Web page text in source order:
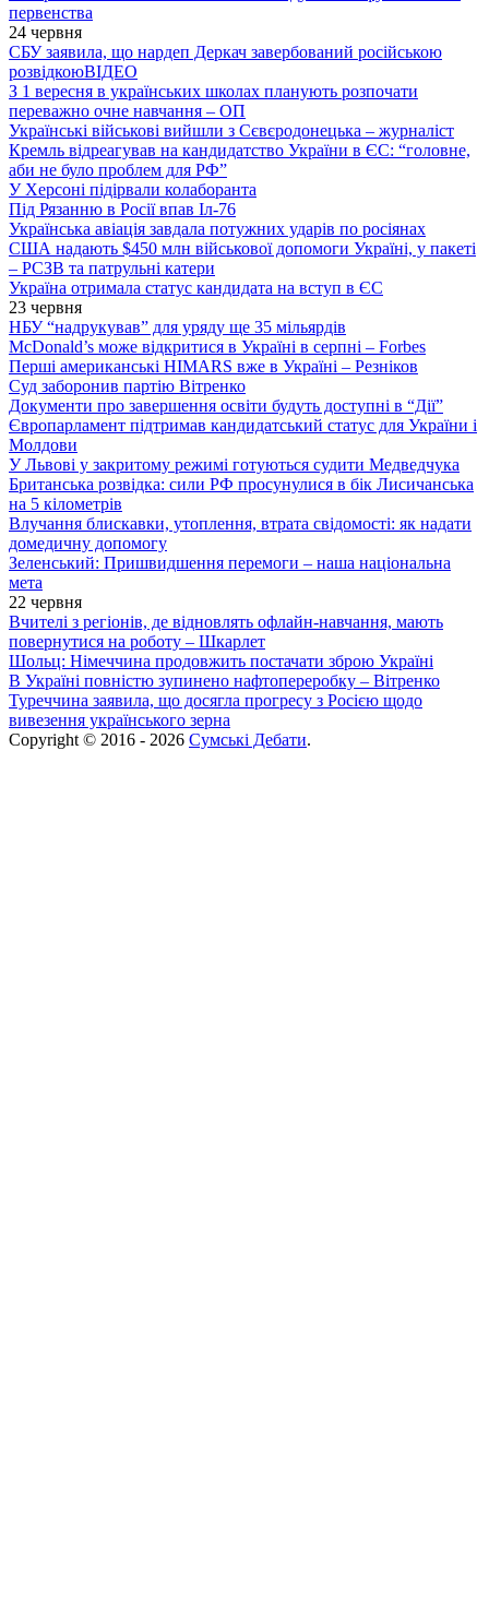
первенства
24 червня
СБУ заявила, що нардеп Деркач завербований російською
розвідкоюВІДЕО
З 1 вересня в українських школах планують розпочати
переважно очне навчання – ОП
Українські військові вийшли з Сєвєродонецька – журналіст
Кремль відреагував на кандидатство України в ЄС: “головне,
аби не було проблем для РФ”
У Херсоні підірвали колаборанта
Під Рязанню в Росії впав Іл-76
Українська авіація завдала потужних ударів по росіянах
США надають $450 млн військової допомоги Україні, у пакеті
– РСЗВ та патрульні катери
Україна отримала статус кандидата на вступ в ЄС
23 червня
НБУ “надрукував” для уряду ще 35 мільярдів
McDonald’s може відкритися в Україні в серпні – Forbes
Перші американські HIMARS вже в Україні – Резніков
Суд заборонив партію Вітренко
Документи про завершення освіти будуть доступні в “Дії”
Європарламент підтримав кандидатський статус для України і
Молдови
У Львові у закритому режимі готуються судити Медведчука
Британська розвідка: сили РФ просунулися в бік Лисичанська
на 5 кілометрів
Влучання блискавки, утоплення, втрата свідомості: як надати
домедичну допомогу
Зеленський: Пришвидшення перемоги – наша національна
мета
22 червня
Вчителі з регіонів, де відновлять офлайн-навчання, мають
повернутися на роботу – Шкарлет
Шольц: Німеччина продовжить постачати зброю Україні
В Україні повністю зупинено нафтопереробку – Вітренко
Туреччина заявила, що досягла прогресу з Росією щодо
вивезення українського зерна
Copyright © 2016 - 2026 Сумські Дебати.